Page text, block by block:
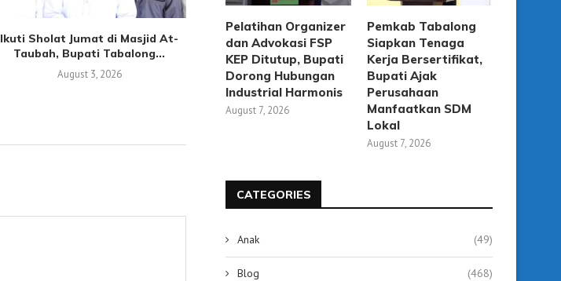
Ikuti Sholat Jumat di Masjid At-
Taubah, Bupati Tabalong...
August 3, 2026
Warga Kelurahan Agung Gelar
Burdah Keliling, Panjatkan Doa...
July 22, 2026
Belajar Alquran Tak
Usia, 13 Ibu-Ibu
Pelatihan Organizer
dan Advokasi FSP
KEP Ditutup, Bupati
Dorong Hubungan
Industrial Harmonis
August 7, 2026
Pemkab Tabalong
Siapkan Tenaga
Kerja Bersertifikat,
Bupati Ajak
Perusahaan
Manfaatkan SDM
Lokal
August 7, 2026
CATEGORIES
Anak (49)
Blog (468)